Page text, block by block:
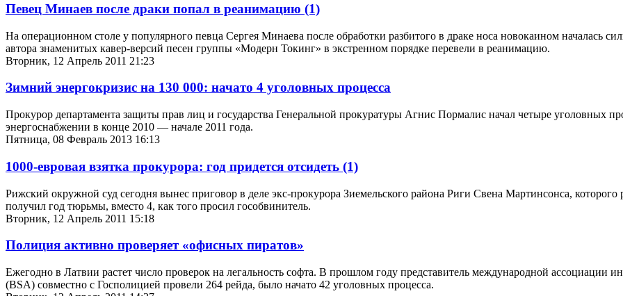
Певец Минаев после драки попал в реанимацию (1)
На операционном столе у популярного певца Сергея Минаева после обработки разбитого в драке носа новокаином началась
автора знаменитых кавер-версий песен группы «Модерн Токинг» в экстренном порядке перевели в реанимацию.
Вторник, 12 Апрель 2011 21:23
Зимний энергокризис на 130 000: начато 4 уголовных процесса
Прокурор департамента защиты прав лиц и государства Генеральной прокуратуры Агнис Пормалис начал четыре уголовных
энергоснабжении в конце 2010 — начале 2011 года.
Пятница, 08 Февраль 2013 16:13
1000-евровая взятка прокурора: год придется отсидеть (1)
Рижский окружной суд сегодня вынес приговор в деле экс-прокурора Зиемельского района Риги Свена Мартинсонса, которого
получил год тюрьмы, вместо 4, как того просил гособвинитель.
Вторник, 12 Апрель 2011 15:18
Полиция активно проверяет «офисных пиратов»
Ежегодно в Латвии растет число проверок на легальность софта. В прошлом году представитель международной ассоциации
(BSA) совместно с Госполицией провели 264 рейда, было начато 42 уголовных процесса.